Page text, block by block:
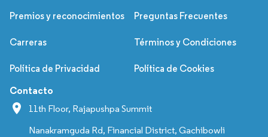
Premios y reconocimientos Preguntas Frecuentes
Carreras Términos y Condiciones
Política de Privacidad Política de Cookies
Contacto
11th Floor, Rajapushpa Summit
Nanakramguda Rd, Financial District, Gachibowli